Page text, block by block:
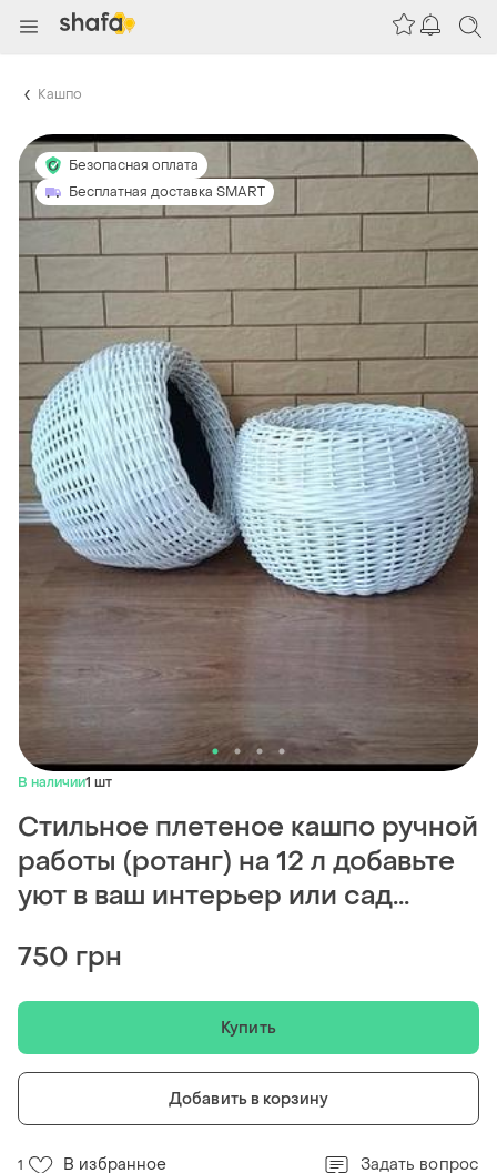
Кашпо
Безопасная оплата
Бесплатная доставка SMART
В наличии1 шт
Стильное плетеное кашпо ручной
работы (ротанг) на 12 л добавьте
уют в ваш интерьер или сад...
750 грн
Купить
Добавить в корзину
1 В избранное Задать вопрос